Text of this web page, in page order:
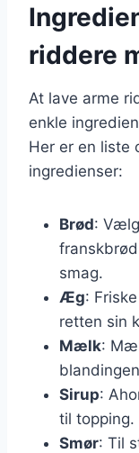
riddere
At lave arme
enkle
Her er en liste
ingredienser:
Brød:
smag.
Æg:
retten sin
Mælk:
Sirup:
til topping.
Smør: Til